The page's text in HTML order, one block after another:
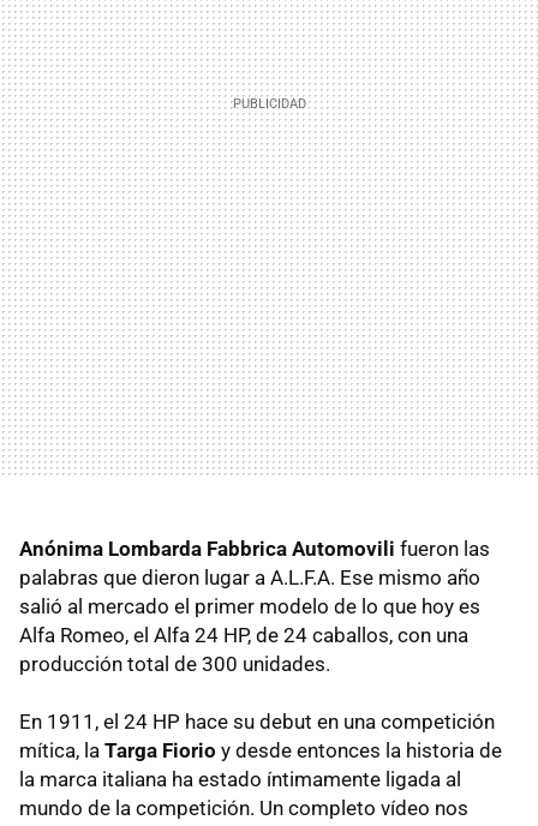
Anónima Lombarda Fabbrica Automovili fueron las
palabras que dieron lugar a A.L.F.A. Ese mismo año
salió al mercado el primer modelo de lo que hoy es
Alfa Romeo, el Alfa 24 HP, de 24 caballos, con una
producción total de 300 unidades.
En 1911, el 24 HP hace su debut en una competición
mítica, la Targa Fiorio y desde entonces la historia de
la marca italiana ha estado íntimamente ligada al
mundo de la competición. Un completo vídeo nos